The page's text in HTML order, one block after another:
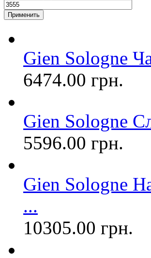
Gien Sologne
6474.00 грн.
Gien Sologne
5596.00 грн.
Gien Sologne
...
10305.00 грн.